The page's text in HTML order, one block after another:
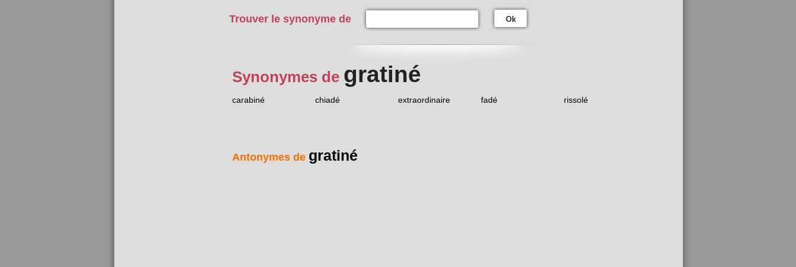
Trouver le synonyme de Ok
Synonymes de gratiné
carabiné chiadé extraordinaire fadé rissolé
Antonymes de gratiné